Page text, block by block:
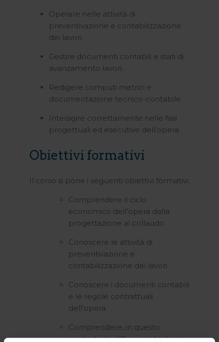
Operare nelle attività di
preventivazione e contabilizzazione
dei lavori.
Gestire documenti contabili e stati di
avanzamento lavori.
Redigere computi metrici e
documentazione tecnico-contabile.
Interagire correttamente nelle fasi
progettuali ed esecutive dell’opera.
Obiettivi formativi
Il corso si pone i seguenti obiettivi formativi:
Comprendere il ciclo
economico dell’opera dalla
progettazione al collaudo.
Conoscere le attività di
preventivazione e
contabilizzazione dei lavori.
Conoscere i documenti contabili
e le regole contrattuali
dell’opera.
Comprendere, in questo
contesto, le differenze tra lavori